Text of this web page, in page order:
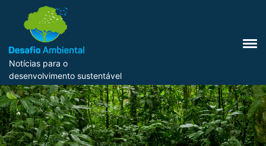
Notícias para o
desenvolvimento sustentável